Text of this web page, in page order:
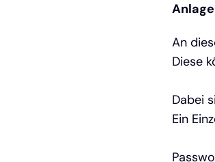
An
Diese
Dabei
Ein